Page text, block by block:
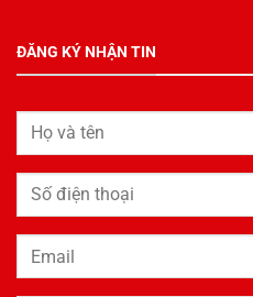
ĐĂNG KÝ NHẬN TIN